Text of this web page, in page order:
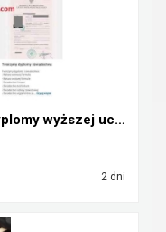
Średnie matura w 7 dni oraz Dyplomy wyższej uczeln...
2 dni